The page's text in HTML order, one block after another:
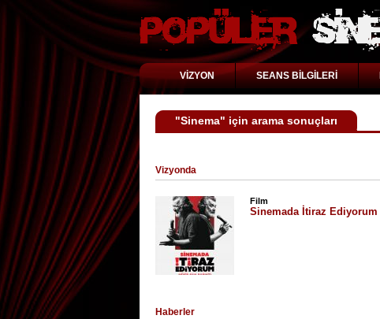
VİZYON SEANS BİLGİLERİ
"Sinema" için arama sonuçları
Vizyonda
Film
Sinemada İtiraz Ediyorum
Haberler